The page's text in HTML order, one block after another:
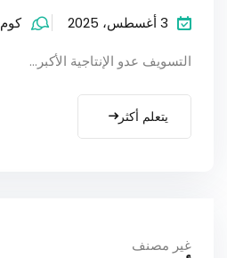
3 أغسطس، 2025 كوم 0
التسويف عدو الإنتاجية الأكبر…
يتعلم أكثر
غير مصنف